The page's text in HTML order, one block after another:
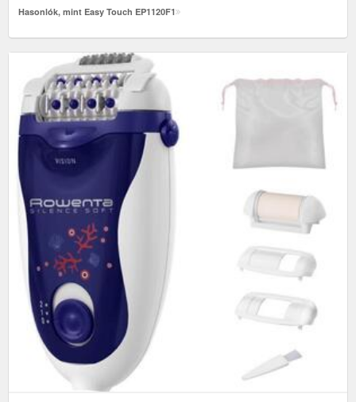
Hasonlók, mint Easy Touch EP1120F1